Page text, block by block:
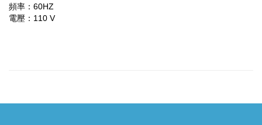
頻率：60HZ
電壓：110 V